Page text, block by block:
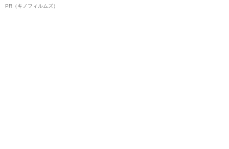
ルインタビュー“観客を魅了した
PR（キノフィルムズ）